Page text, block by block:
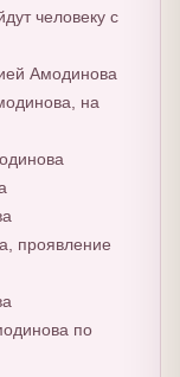
человеку с
Амодинова
на
проявление
по